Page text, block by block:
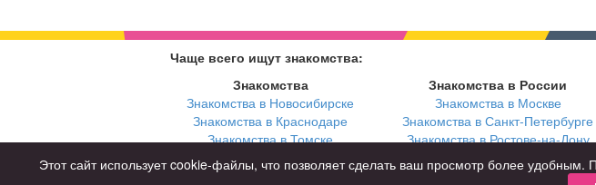
Чаще всего ищут знакомства:
Знакомства
Знакомства в Новосибирске
Знакомства в Краснодаре
Знакомства в Томске
Знакомства в Екатеринбурге
Знакомства в России
Знакомства в Москве
Знакомства в Санкт-Петербурге
Знакомства в Ростове-на-Дону
Этот сайт использует cookie-файлы, что позволяет сделать ваш просмотр более